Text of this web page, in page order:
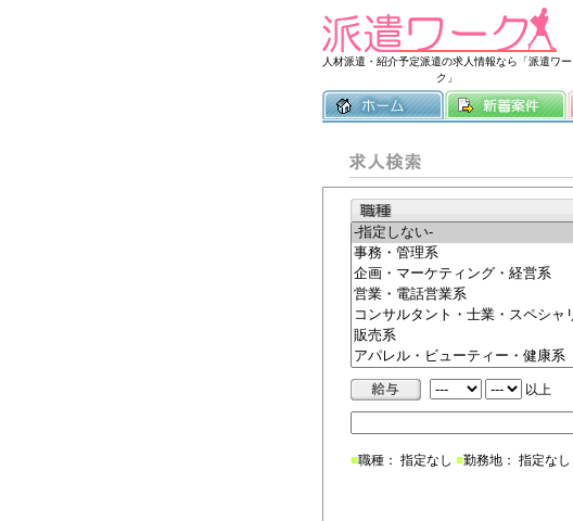
人材派遣・紹介予定派遣の求人情報なら「派遣ワー
ク」
以上
■職種： 指定なし ■勤務地： 指定なし